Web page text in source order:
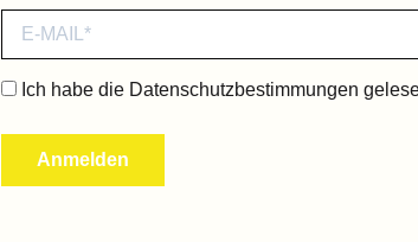
Ich habe die Datenschutzbestimmungen